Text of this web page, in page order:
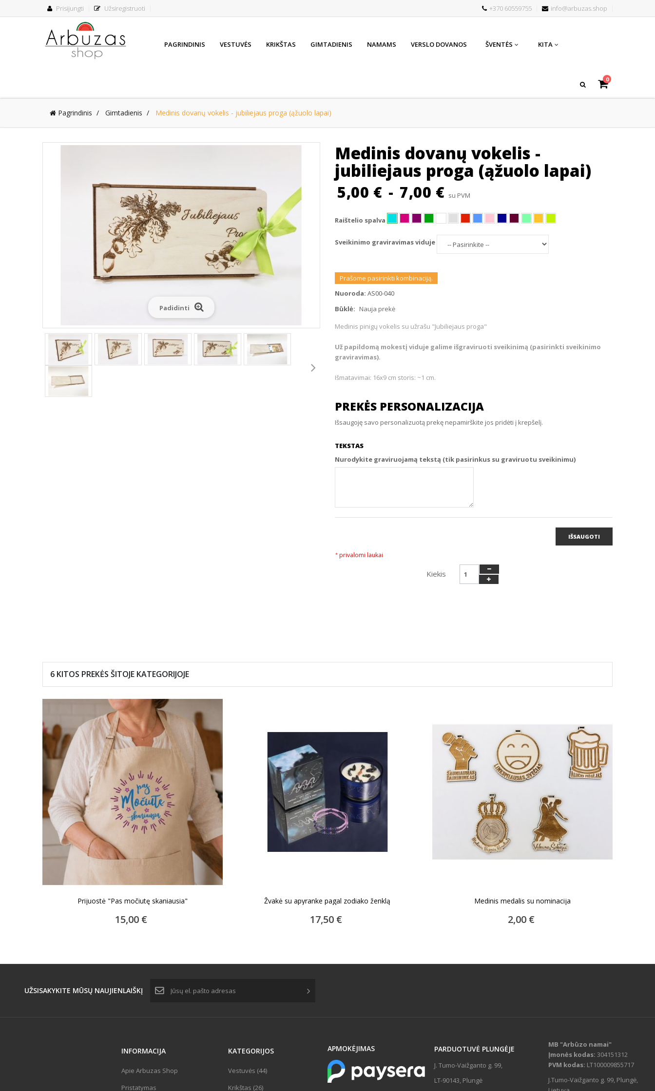
Prisijungti Užsiregistruoti +370 60559755 info@arbuzas.shop
PAGRINDINIS VESTUVĖS KRIKŠTAS GIMTADIENIS NAMAMS VERSLO DOVANOS ŠVENTĖS KITA
0
Pagrindinis Gimtadienis Medinis dovanų vokelis - jubiliejaus proga (ąžuolo lapai)
Padidinti
Medinis dovanų vokelis -
jubiliejaus proga (ąžuolo lapai)
5,00 € - 7,00 € su PVM
Raištelio spalva
Sveikinimo graviravimas viduje
Prašome pasirinkti kombinaciją.
Nuoroda: AS00-040
Būklė: Nauja prekė
Medinis pinigų vokelis su užrašu "Jubiliejaus proga"
Už papildomą mokestį viduje galime išgraviruoti sveikinimą (pasirinkti sveikinimo
graviravimas).
Išmatavimai: 16x9 cm storis: ~1 cm.
PREKĖS PERSONALIZACIJA
Išsaugoję savo personalizuotą prekę nepamirškite jos pridėti į krepšelį.
TEKSTAS
Nurodykite graviruojamą tekstą (tik pasirinkus su graviruotu sveikinimu)
IŠSAUGOTI
* privalomi laukai
Kiekis
6 KITOS PREKĖS ŠITOJE KATEGORIJOJE
ĮDĖTI Į KREPŠELĮ
Prijuostė "Pas močiutę skaniausia"
15,00 €
ĮDĖTI Į KREPŠELĮ
Žvakė su apyranke pagal zodiako ženklą
17,50 €
ĮDĖTI Į KREPŠELĮ
Medinis medalis su nominacija
2,00 €
UŽSISAKYKITE MŪSŲ NAUJIENLAIŠKĮ
INFORMACIJA
Apie Arbuzas Shop
Pristatymas
KATEGORIJOS
Vestuvės (44)
Krikštas (26)
APMOKĖJIMAS PARDUOTUVĖ PLUNGĖJE
J. Tumo-Vaižganto g. 99,
LT-90143, Plungė
MB "Arbūzo namai"
Įmonės kodas: 304151312
PVM kodas: LT100009855717
J.Tumo-Vaižganto g. 99, Plungė,